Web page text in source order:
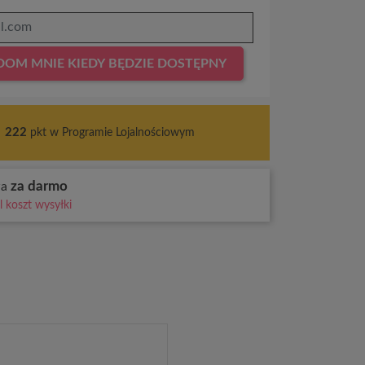
MNIE KIEDY BĘDZIE DOSTĘPNY
222 pkt w Programie Lojalnościowym
za darmo
koszt wysyłki